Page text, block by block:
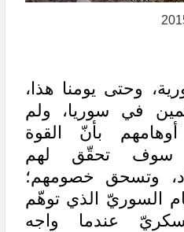
وحتى يومنا هذا،
في سوريا، ولم
بأنّ القوة
سوف تحقّق لهم
وتسحق خصومهم؛
السوريّ الذي توهّم
عندما واجه